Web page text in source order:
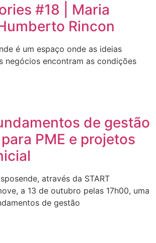
#18 | Maria
Rincon
é um espaço onde as ideias
negócios encontram as condições
de gestão
PME e projetos
através da START
a 13 de outubro pelas 17h00, uma
de gestão